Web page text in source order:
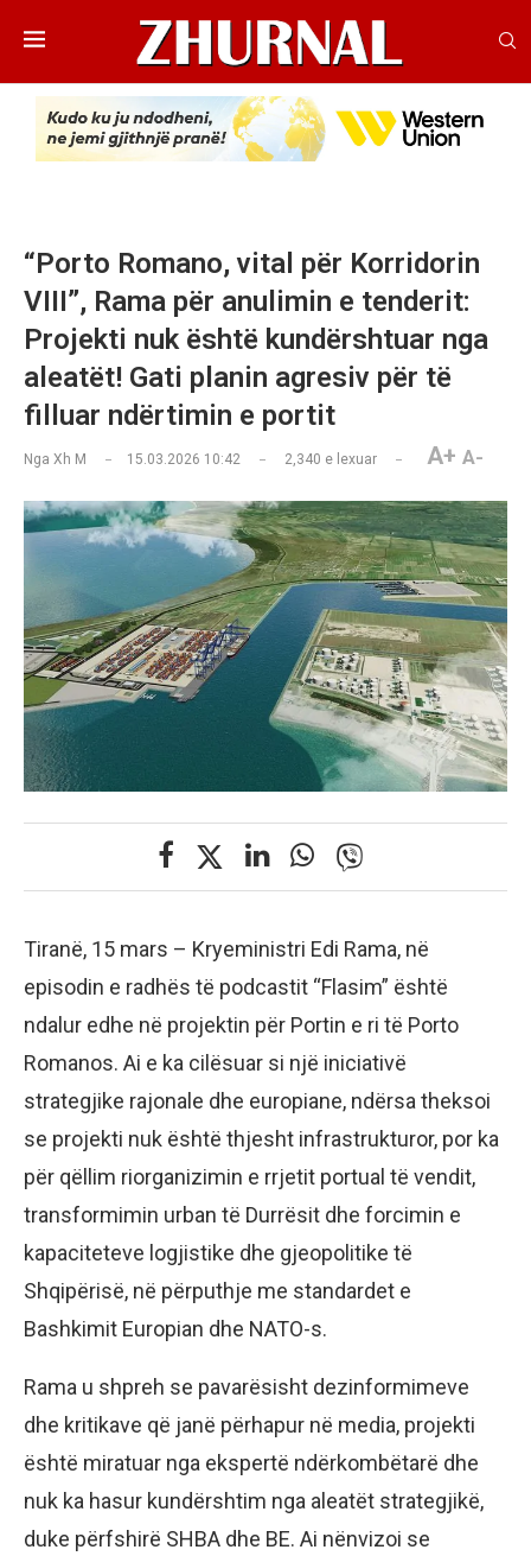
“Porto Romano, vital për Korridorin
VIII”, Rama për anulimin e tenderit:
Projekti nuk është kundërshtuar nga
aleatët! Gati planin agresiv për të
filluar ndërtimin e portit
Nga Xh M 15.03.2026 10:42 2,340 e lexuar A+ A-
Tiranë, 15 mars – Kryeministri Edi Rama, në
episodin e radhës të podcastit “Flasim” është
ndalur edhe në projektin për Portin e ri të Porto
Romanos. Ai e ka cilësuar si një iniciativë
strategjike rajonale dhe europiane, ndërsa theksoi
se projekti nuk është thjesht infrastrukturor, por ka
për qëllim riorganizimin e rrjetit portual të vendit,
transformimin urban të Durrësit dhe forcimin e
kapaciteteve logjistike dhe gjeopolitike të
Shqipërisë, në përputhje me standardet e
Bashkimit Europian dhe NATO-s.
Rama u shpreh se pavarësisht dezinformimeve
dhe kritikave që janë përhapur në media, projekti
është miratuar nga ekspertë ndërkombëtarë dhe
nuk ka hasur kundërshtim nga aleatët strategjikë,
duke përfshirë SHBA dhe BE. Ai nënvizoi se